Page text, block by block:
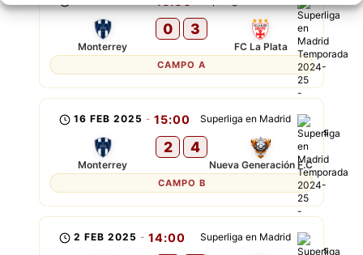
Monterrey
0 3
FC La Plata
CAMPO A
Superliga en Madrid
16 FEB 2025 - 15:00
Monterrey
2 4
Nueva Generación F.C
CAMPO B
Superliga en Madrid
2 FEB 2025 - 14:00